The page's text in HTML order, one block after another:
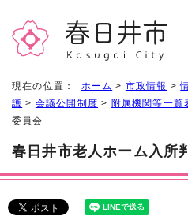
現在の位置： ホーム > 市政情報 >
護 > 会議公開制度 > 附属機関等一覧
委員会
春日井市老人ホーム入所